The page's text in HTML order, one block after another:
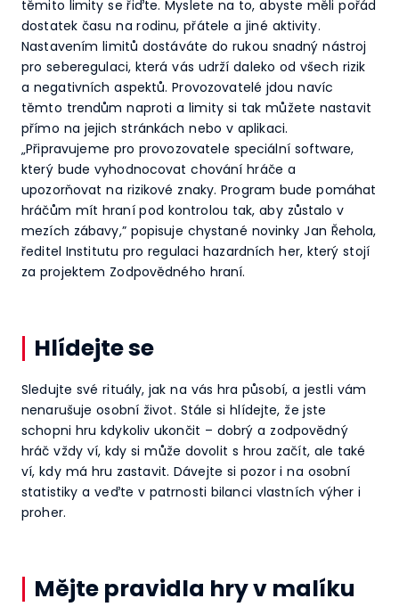
těmito limity se řiďte. Myslete na to, abyste měli pořád
dostatek času na rodinu, přátele a jiné aktivity.
Nastavením limitů dostáváte do rukou snadný nástroj
pro seberegulaci, která vás udrží daleko od všech rizik
a negativních aspektů. Provozovatelé jdou navíc
těmto trendům naproti a limity si tak můžete nastavit
přímo na jejich stránkách nebo v aplikaci.
„Připravujeme pro provozovatele speciální software,
který bude vyhodnocovat chování hráče a
upozorňovat na rizikové znaky. Program bude pomáhat
hráčům mít hraní pod kontrolou tak, aby zůstalo v
mezích zábavy,” popisuje chystané novinky Jan Řehola,
ředitel Institutu pro regulaci hazardních her, který stojí
za projektem Zodpovědného hraní.
Hlídejte se
Sledujte své rituály, jak na vás hra působí, a jestli vám
nenarušuje osobní život. Stále si hlídejte, že jste
schopni hru kdykoliv ukončit – dobrý a zodpovědný
hráč vždy ví, kdy si může dovolit s hrou začít, ale také
ví, kdy má hru zastavit. Dávejte si pozor i na osobní
statistiky a veďte v patrnosti bilanci vlastních výher i
proher.
Mějte pravidla hry v malíku